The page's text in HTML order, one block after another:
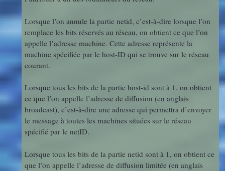
Lorsque l’on annule la partie netid, c’est-à-dire lorsque l’on
remplace les bits réservés au réseau, on obtient ce que l’on
appelle l’adresse machine. Cette adresse représente la
machine spécifiée par le host-ID qui se trouve sur le réseau
courant.
Lorsque tous les bits de la partie host-id sont à 1, on obtient
ce que l’on appelle l’adresse de diffusion (en anglais
broadcast), c’est-à-dire une adresse qui permettra d’envoyer
le message à toutes les machines situées sur le réseau
spécifié par le netID.
Lorsque tous les bits de la partie netid sont à 1, on obtient ce
que l’on appelle l’adresse de diffusion limitée (en anglais